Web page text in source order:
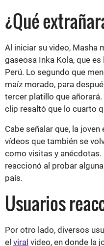
¿Qué
Al iniciar su video, Masha
gaseosa Inka Kola, que
Perú. Lo segundo que
maíz morado, para
tercer platillo que añorará.
clip resaltó que lo cuarto
Cabe señalar que, la
vídeos que también se
como visitas y anécdotas.
reaccionó al probar
país.
Usuarios
Por otro lado, diversos
el viral video, en donde la